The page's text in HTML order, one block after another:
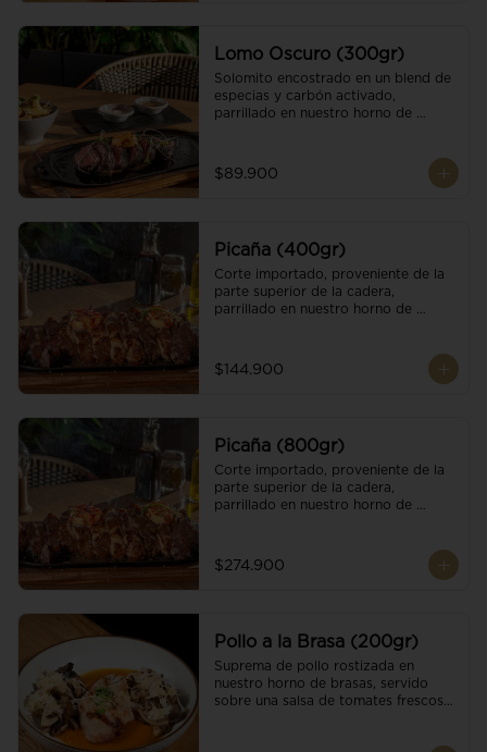
Lomo Oscuro (300gr)
Solomito encostrado en un blend de
especias y carbón activado,
parrillado en nuestro horno de
mantequilla de ajo y pimientos.
Acompañado de salsa criolla y una
$89.900
Picaña (400gr)
Corte importado, proveniente de la
parte superior de la cadera,
parrillado en nuestro horno de
Acompañado de salsa criolla de la
casa.
$144.900
Picaña (800gr)
Corte importado, proveniente de la
parte superior de la cadera,
parrillado en nuestro horno de
Acompañado de salsa criolla de la
casa.
$274.900
Pollo a la Brasa (200gr)
Suprema de pollo rostizada en
nuestro horno de brasas, servido
sobre una salsa de tomates frescos y